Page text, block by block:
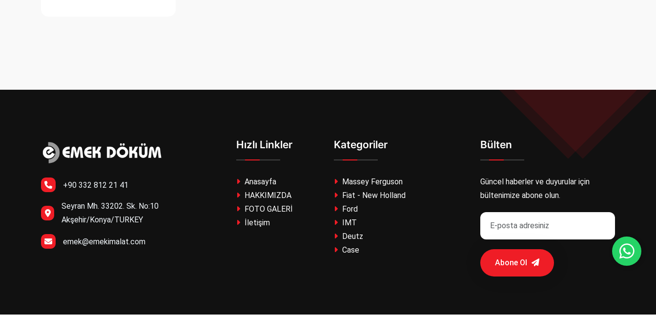
+90 332 812 21 41
Seyran Mh. 33202. Sk. No:10
Akşehir/Konya/TURKEY
emek@emekimalat.com
Hızlı Linkler
Anasayfa
HAKKIMIZDA
FOTO GALERİ
İletişim
Kategoriler
Massey Ferguson
Fiat - New Holland
Ford
IMT
Deutz
Case
Bülten
Güncel haberler ve duyurular için
bültenimize abone olun.
Abone Ol